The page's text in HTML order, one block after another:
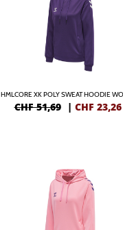
HMLCORE XK POLY SWEAT HOODIE
CHF 51,69 | CHF 23,26